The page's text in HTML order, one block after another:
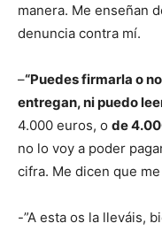
manera. Me enseñan
denuncia contra mí.
–“Puedes firmarla o
entregan, ni puedo
4.000 euros, o de
no lo voy a poder
cifra. Me dicen que
-”A esta os la lleváis,